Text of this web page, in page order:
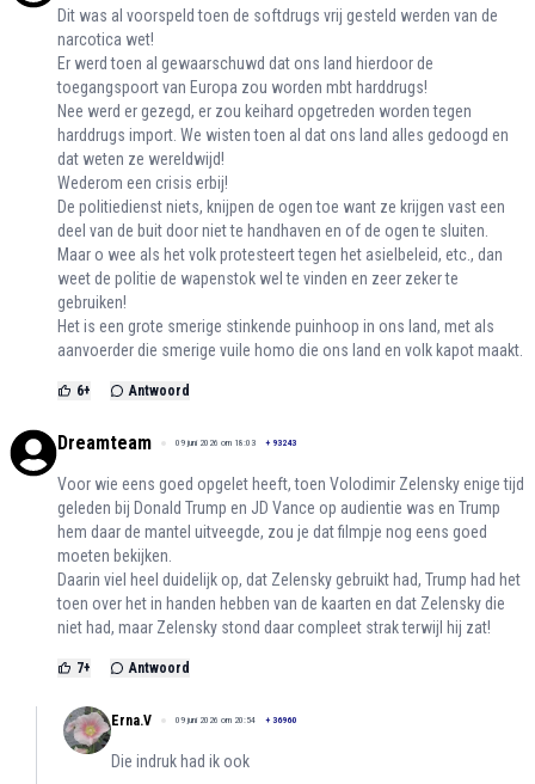
Dit was al voorspeld toen de softdrugs vrij gesteld werden van de
narcotica wet!
Er werd toen al gewaarschuwd dat ons land hierdoor de
toegangspoort van Europa zou worden mbt harddrugs!
Nee werd er gezegd, er zou keihard opgetreden worden tegen
harddrugs import. We wisten toen al dat ons land alles gedoogd en
dat weten ze wereldwijd!
Wederom een crisis erbij!
De politiedienst niets, knijpen de ogen toe want ze krijgen vast een
deel van de buit door niet te handhaven en of de ogen te sluiten.
Maar o wee als het volk protesteert tegen het asielbeleid, etc., dan
weet de politie de wapenstok wel te vinden en zeer zeker te
gebruiken!
Het is een grote smerige stinkende puinhoop in ons land, met als
aanvoerder die smerige vuile homo die ons land en volk kapot maakt.
6+ Antwoord
Dreamteam 09 juni 2026 om 18:03 + 93243
Voor wie eens goed opgelet heeft, toen Volodimir Zelensky enige tijd
geleden bij Donald Trump en JD Vance op audientie was en Trump
hem daar de mantel uitveegde, zou je dat filmpje nog eens goed
moeten bekijken.
Daarin viel heel duidelijk op, dat Zelensky gebruikt had, Trump had het
toen over het in handen hebben van de kaarten en dat Zelensky die
niet had, maar Zelensky stond daar compleet strak terwijl hij zat!
7+ Antwoord
Erna.V 09 juni 2026 om 20:54 + 36960
Die indruk had ik ook